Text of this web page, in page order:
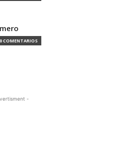
0 COMENTARIOS
-